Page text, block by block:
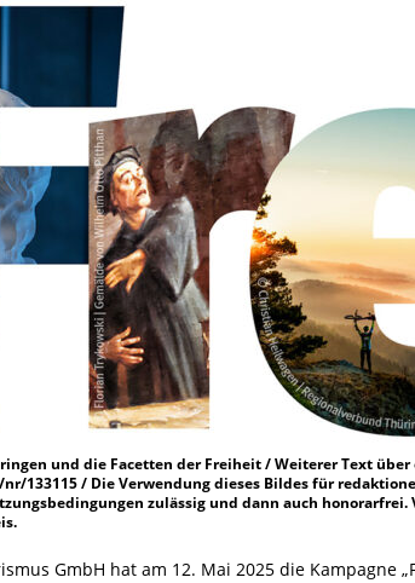
und die Facetten der Freiheit / Weiterer Text über
133115 / Die Verwendung dieses Bildes für
zulässig und dann auch
GmbH hat am 12. Mai 2025 die Kampagne